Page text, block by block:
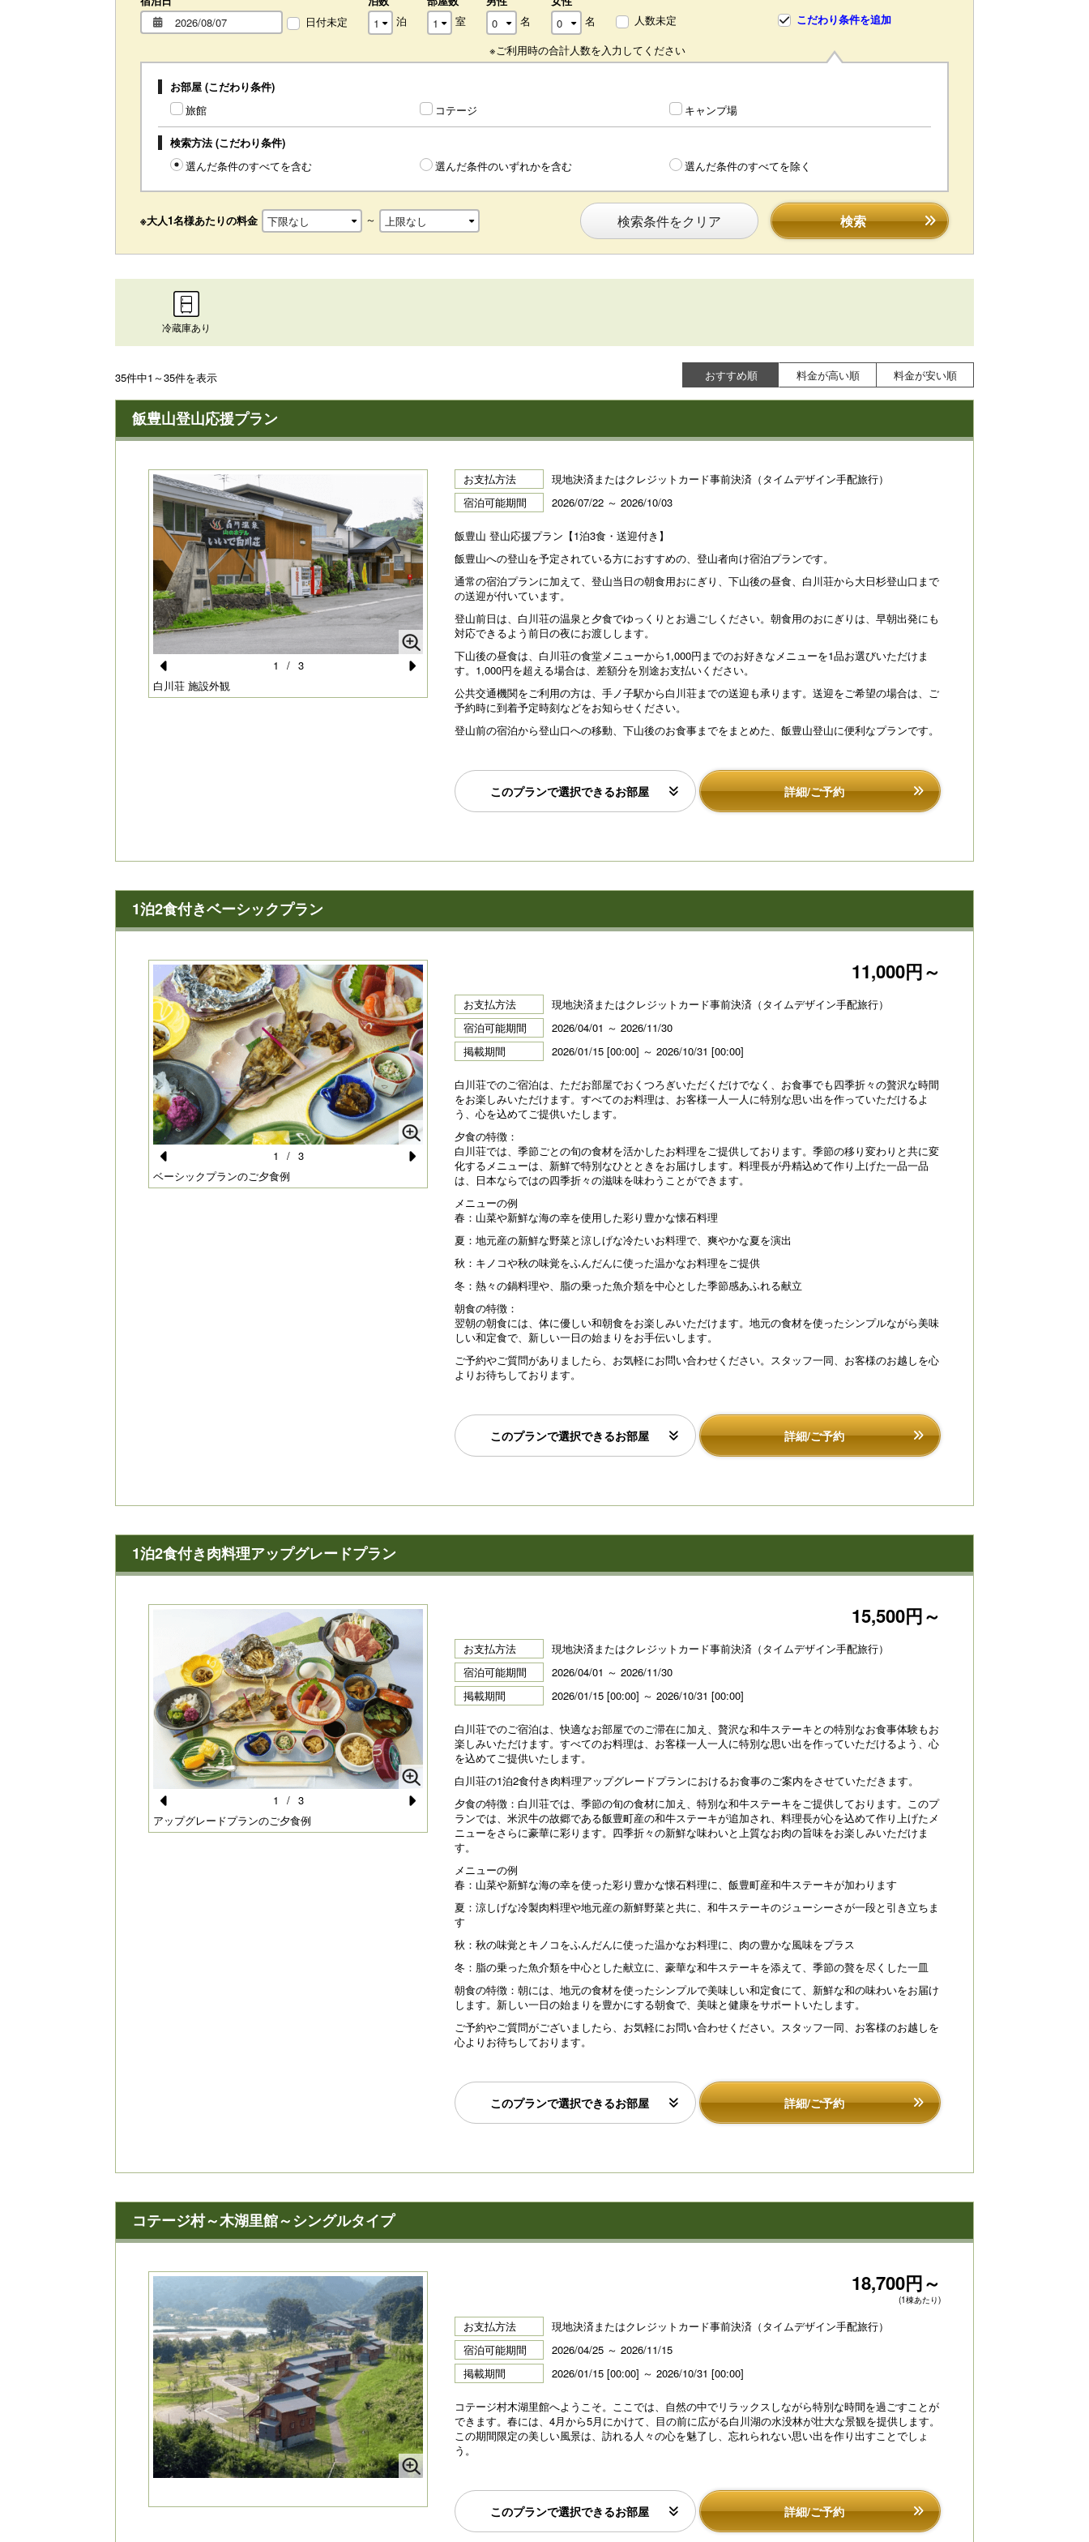
日付未定
泊
室
名
名
人数未定
※ご利用時の合計人数を入力してください
こだわり条件を追加
お部屋 (こだわり条件)
旅館
コテージ キャンプ場
検索方法 (こだわり条件)
選んだ条件のすべてを含む
選んだ条件のいずれかを含む 選んだ条件のすべてを除く
※大人1名様あたりの料金 ～ 検索条件をクリア 検索
冷蔵庫あり
おすすめ順 料金が高い順 料金が安い順
35件中1～35件を表示
飯豊山登山応援プラン
Pr
白川荘 施設外観 107号室 ベーシックプランのご夕食例
1 / 3
お支払方法
現地決済またはクレジットカード事前決済（タイムデザイン手配旅行）
宿泊可能期間
2026/07/22 ～ 2026/10/03
飯豊山 登山応援プラン【1泊3食・送迎付き】
飯豊山への登山を予定されている方におすすめの、登山者向け宿泊プランです。
通常の宿泊プランに加えて、登山当日の朝食用おにぎり、下山後の昼食、白川荘から大日杉登山口まで
の送迎が付いています。
登山前日は、白川荘の温泉と夕食でゆっくりとお過ごしください。朝食用のおにぎりは、早朝出発にも
対応できるよう前日の夜にお渡しします。
下山後の昼食は、白川荘の食堂メニューから1,000円までのお好きなメニューを1品お選びいただけま
す。1,000円を超える場合は、差額分を別途お支払いください。
公共交通機関をご利用の方は、手ノ子駅から白川荘までの送迎も承ります。送迎をご希望の場合は、ご
予約時に到着予定時刻などをお知らせください。
登山前の宿泊から登山口への移動、下山後のお食事までをまとめた、飯豊山登山に便利なプランです。
詳細/ご予約
このプランで選択できるお部屋
1泊2食付きベーシックプラン
Pr
ベーシックプランのご夕食例 ご朝食例 白川荘 施設外観
1 / 3
11,000円～
お支払方法
現地決済またはクレジットカード事前決済（タイムデザイン手配旅行）
宿泊可能期間
2026/04/01 ～ 2026/11/30
掲載期間
2026/01/15 [00:00] ～ 2026/10/31 [00:00]
白川荘でのご宿泊は、ただお部屋でおくつろぎいただくだけでなく、お食事でも四季折々の贅沢な時間
をお楽しみいただけます。すべてのお料理は、お客様一人一人に特別な思い出を作っていただけるよ
う、心を込めてご提供いたします。
夕食の特徴：
白川荘では、季節ごとの旬の食材を活かしたお料理をご提供しております。季節の移り変わりと共に変
化するメニューは、新鮮で特別なひとときをお届けします。料理長が丹精込めて作り上げた一品一品
は、日本ならではの四季折々の滋味を味わうことができます。
メニューの例
春：山菜や新鮮な海の幸を使用した彩り豊かな懐石料理
夏：地元産の新鮮な野菜と涼しげな冷たいお料理で、爽やかな夏を演出
秋：キノコや秋の味覚をふんだんに使った温かなお料理をご提供
冬：熱々の鍋料理や、脂の乗った魚介類を中心とした季節感あふれる献立
朝食の特徴：
翌朝の朝食には、体に優しい和朝食をお楽しみいただけます。地元の食材を使ったシンプルながら美味
しい和定食で、新しい一日の始まりをお手伝いします。
ご予約やご質問がありましたら、お気軽にお問い合わせください。スタッフ一同、お客様のお越しを心
よりお待ちしております。
詳細/ご予約
このプランで選択できるお部屋
1泊2食付き肉料理アップグレードプラン
Pr
アップグレードプランのご夕食例 ご朝食例 白川荘 施設外観
1 / 3
15,500円～
お支払方法
現地決済またはクレジットカード事前決済（タイムデザイン手配旅行）
宿泊可能期間
2026/04/01 ～ 2026/11/30
掲載期間
2026/01/15 [00:00] ～ 2026/10/31 [00:00]
白川荘でのご宿泊は、快適なお部屋でのご滞在に加え、贅沢な和牛ステーキとの特別なお食事体験もお
楽しみいただけます。すべてのお料理は、お客様一人一人に特別な思い出を作っていただけるよう、心
を込めてご提供いたします。
白川荘の1泊2食付き肉料理アップグレードプランにおけるお食事のご案内をさせていただきます。
夕食の特徴：白川荘では、季節の旬の食材に加え、特別な和牛ステーキをご提供しております。このプ
ランでは、米沢牛の故郷である飯豊町産の和牛ステーキが追加され、料理長が心を込めて作り上げたメ
ニューをさらに豪華に彩ります。四季折々の新鮮な味わいと上質なお肉の旨味をお楽しみいただけま
す。
メニューの例
春：山菜や新鮮な海の幸を使った彩り豊かな懐石料理に、飯豊町産和牛ステーキが加わります
夏：涼しげな冷製肉料理や地元産の新鮮野菜と共に、和牛ステーキのジューシーさが一段と引き立ちま
す
秋：秋の味覚とキノコをふんだんに使った温かなお料理に、肉の豊かな風味をプラス
冬：脂の乗った魚介類を中心とした献立に、豪華な和牛ステーキを添えて、季節の贅を尽くした一皿
朝食の特徴：朝には、地元の食材を使ったシンプルで美味しい和定食にて、新鮮な和の味わいをお届け
します。新しい一日の始まりを豊かにする朝食で、美味と健康をサポートいたします。
ご予約やご質問がございましたら、お気軽にお問い合わせください。スタッフ一同、お客様のお越しを
心よりお待ちしております。
詳細/ご予約
このプランで選択できるお部屋
コテージ村～木湖里館～シングルタイプ
18,700円～
(1棟あたり)
お支払方法
現地決済またはクレジットカード事前決済（タイムデザイン手配旅行）
宿泊可能期間
2026/04/25 ～ 2026/11/15
掲載期間
2026/01/15 [00:00] ～ 2026/10/31 [00:00]
コテージ村木湖里館へようこそ。ここでは、自然の中でリラックスしながら特別な時間を過ごすことが
できます。春には、4月から5月にかけて、目の前に広がる白川湖の水没林が壮大な景観を提供します。
この期間限定の美しい風景は、訪れる人々の心を魅了し、忘れられない思い出を作り出すことでしょ
う。
詳細/ご予約
このプランで選択できるお部屋